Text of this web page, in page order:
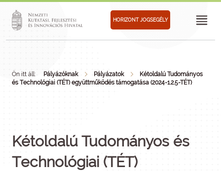
HORIZONT JOGSEGÉLY
Ön itt áll: Pályázóknak Pályázatok
Kétoldalú Tudományos
és Technológiai (TÉT) együttműködés támogatása (2024-1.2.5-TÉT)
Kétoldalú Tudományos és
Technológiai (TÉT)